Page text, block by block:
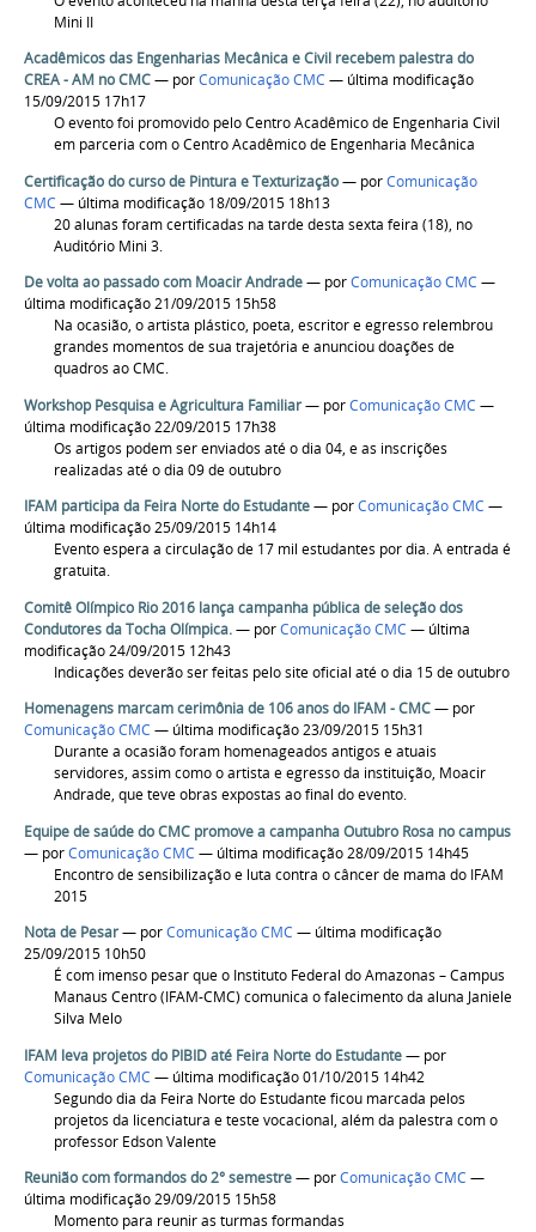
Mini II
Acadêmicos das Engenharias Mecânica e Civil recebem palestra do
CREA - AM no CMC— porComunicação CMC — última modificação
15/09/2015 17h17
O evento foi promovido pelo Centro Acadêmico de Engenharia Civil
em parceria com o Centro Acadêmico de Engenharia Mecânica
Certificação do curso de Pintura e Texturização— porComunicação
CMC — última modificação 18/09/2015 18h13
20 alunas foram certificadas na tarde desta sexta feira (18), no
Auditório Mini 3.
De volta ao passado com Moacir Andrade— porComunicação CMC —
última modificação 21/09/2015 15h58
Na ocasião, o artista plástico, poeta, escritor e egresso relembrou
grandes momentos de sua trajetória e anunciou doações de
quadros ao CMC.
Workshop Pesquisa e Agricultura Familiar— porComunicação CMC —
última modificação 22/09/2015 17h38
Os artigos podem ser enviados até o dia 04, e as inscrições
realizadas até o dia 09 de outubro
IFAM participa da Feira Norte do Estudante— porComunicação CMC —
última modificação 25/09/2015 14h14
Evento espera a circulação de 17 mil estudantes por dia. A entrada é
gratuita.
Comitê Olímpico Rio 2016 lança campanha pública de seleção dos
Condutores da Tocha Olímpica.— porComunicação CMC — última
modificação 24/09/2015 12h43
Indicações deverão ser feitas pelo site oficial até o dia 15 de outubro
Homenagens marcam cerimônia de 106 anos do IFAM - CMC— por
Comunicação CMC — última modificação 23/09/2015 15h31
Durante a ocasião foram homenageados antigos e atuais
servidores, assim como o artista e egresso da instituição, Moacir
Andrade, que teve obras expostas ao final do evento.
Equipe de saúde do CMC promove a campanha Outubro Rosa no campus
— porComunicação CMC — última modificação 28/09/2015 14h45
Encontro de sensibilização e luta contra o câncer de mama do IFAM
2015
Nota de Pesar— porComunicação CMC — última modificação
25/09/2015 10h50
É com imenso pesar que o Instituto Federal do Amazonas – Campus
Manaus Centro (IFAM-CMC) comunica o falecimento da aluna Janiele
Silva Melo
IFAM leva projetos do PIBID até Feira Norte do Estudante— por
Comunicação CMC — última modificação 01/10/2015 14h42
Segundo dia da Feira Norte do Estudante ficou marcada pelos
projetos da licenciatura e teste vocacional, além da palestra com o
professor Edson Valente
Reunião com formandos do 2° semestre— porComunicação CMC —
última modificação 29/09/2015 15h58
Momento para reunir as turmas formandas